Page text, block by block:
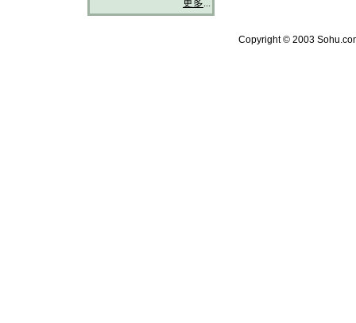
更多...
Copyright © 2003